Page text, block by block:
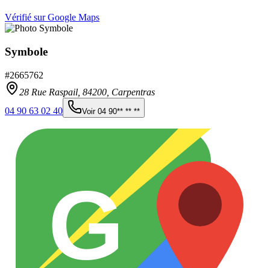
Vérifié sur Google Maps
Symbole
#2665762
28 Rue Raspail, 84200 Carpentras
04 90 63 02 40
Voir 04 90** ** **
G